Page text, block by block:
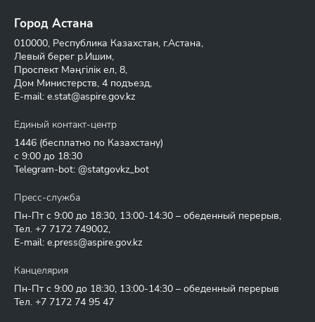
Город Астана
010000, Республика Казахстан, г.Астана,
Левый берег р.Ишим,
Проспект Мәңгілік ел, 8,
Дом Министерств, 4 подъезд,
E-mail: e.stat@aspire.gov.kz
Единый контакт-центр
1446 (бесплатно по Казахстану)
с 9:00 до 18:30
Telegram-bot: @statgovkz_bot
Пресс-служба
Пн-Пт с 9:00 до 18:30, 13:00-14:30 – обеденный перерыв,
Тел. +7 7172 749002,
E-mail: e.press@aspire.gov.kz
Канцелярия
Пн-Пт с 9:00 до 18:30, 13:00-14:30 – обеденный перерыв
Тел. +7 7172 74 95 47